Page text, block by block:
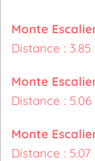
Monte
Distance : 3.85
Monte
Distance :
Monte
Distance : 5.07